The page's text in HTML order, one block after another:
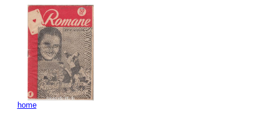
home